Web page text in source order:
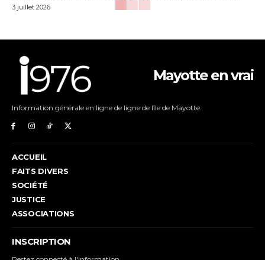
3 juillet 2026
Mayotte en vrai
Information générale en ligne de ligne de lîle de Mayotte.
ACCUEIL
FAITS DIVERS
SOCIÉTÉ
JUSTICE
ASSOCIATIONS
INSCRIPTION